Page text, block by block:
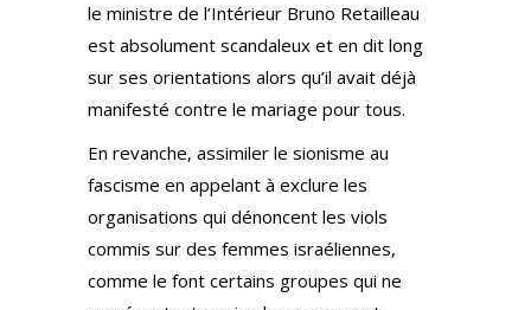
le ministre de l’Intérieur Bruno Retailleau
est absolument scandaleux et en dit long
sur ses orientations alors qu’il avait déjà
manifesté contre le mariage pour tous.
En revanche, assimiler le sionisme au
fascisme en appelant à exclure les
organisations qui dénoncent les viols
commis sur des femmes israéliennes,
comme le font certains groupes qui ne